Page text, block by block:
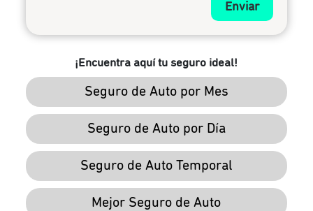
Enviar
¡Encuentra aquí tu seguro ideal!
Seguro de Auto por Mes
Seguro de Auto por Día
Seguro de Auto Temporal
Mejor Seguro de Auto